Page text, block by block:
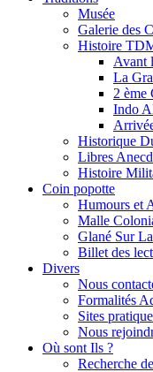
Musée
Galerie des
Histoire
Avant
La
2 ème
Indo
Historique
Libres
Histoire
Coin popotte
Humours et
Malle
Glané Sur
Billet des
Divers
Nous
Formalités
Sites
Nous
Où sont Ils ?
Recherche